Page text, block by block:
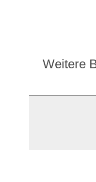
Weitere